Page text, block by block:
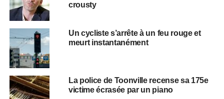
crousty
Un cycliste s’arrête à un feu rouge et
meurt instantanément
La police de Toonville recense sa 175e
victime écrasée par un piano